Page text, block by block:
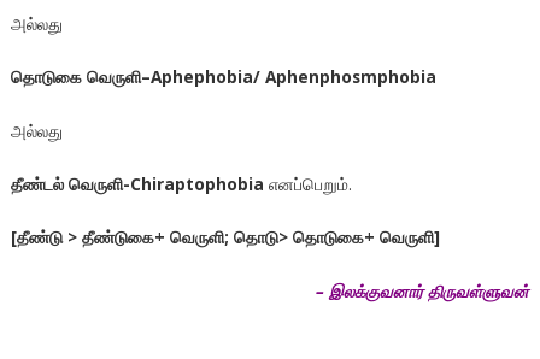
அல்லது
தொடுகை வெருளி–Aphephobia/ Aphenphosmphobia
அல்லது
தீண்டல் வெருளி-Chiraptophobia எனப்பெறும்.
[தீண்டு > தீண்டுகை+ வெருளி; தொடு> தொடுகை+ வெருளி]
– இலக்குவனார் திருவள்ளுவன்